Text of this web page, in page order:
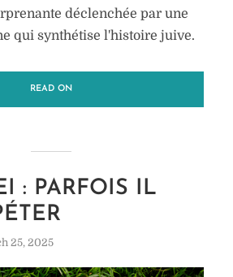
déclenchée par une
qui synthétise l'histoire juive.
READ ON
: PARFOIS IL
25, 2025